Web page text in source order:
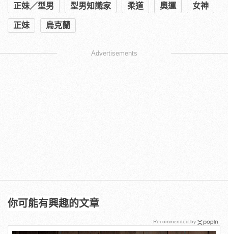
正妹／型男 型男知識家 柔道 奧運 女神
正妹 烏克蘭
Advertisements
你可能有興趣的文章
Recommended by